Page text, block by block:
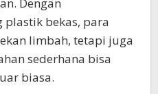
bekas, para
limbah, tetapi juga
sederhana bisa
biasa.